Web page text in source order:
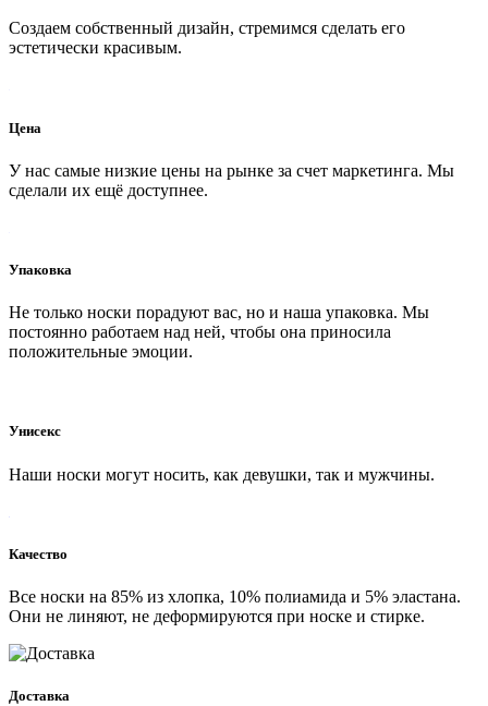
Создаем собственный дизайн, стремимся сделать его
эстетически красивым.
Цена
У нас самые низкие цены на рынке за счет маркетинга. Мы
сделали их ещё доступнее.
Упаковка
Не только носки порадуют вас, но и наша упаковка. Мы
постоянно работаем над ней, чтобы она приносила
положительные эмоции.
Унисекс
Наши носки могут носить, как девушки, так и мужчины.
Качество
Все носки на 85% из хлопка, 10% полиамида и 5% эластана.
Они не линяют, не деформируются при носке и стирке.
Доставка